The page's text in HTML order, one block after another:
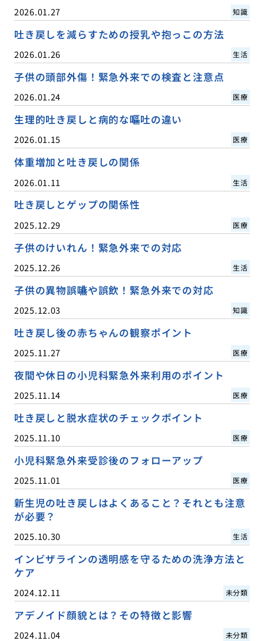
2026.01.27 知識
吐き戻しを減らすための授乳や抱っこの方法
2026.01.26 生活
子供の頭部外傷！緊急外来での検査と注意点
2026.01.24 医療
生理的吐き戻しと病的な嘔吐の違い
2026.01.15 医療
体重増加と吐き戻しの関係
2026.01.11 生活
吐き戻しとゲップの関係性
2025.12.29 医療
子供のけいれん！緊急外来での対応
2025.12.26 生活
子供の異物誤嚥や誤飲！緊急外来での対応
2025.12.03 知識
吐き戻し後の赤ちゃんの観察ポイント
2025.11.27 医療
夜間や休日の小児科緊急外来利用のポイント
2025.11.14 医療
吐き戻しと脱水症状のチェックポイント
2025.11.10 医療
小児科緊急外来受診後のフォローアップ
2025.11.01 医療
新生児の吐き戻しはよくあること？それとも注意
が必要？
2025.10.30 生活
インビザラインの透明感を守るための洗浄方法と
ケア
2024.12.11 未分類
アデノイド顔貌とは？その特徴と影響
2024.11.04 未分類